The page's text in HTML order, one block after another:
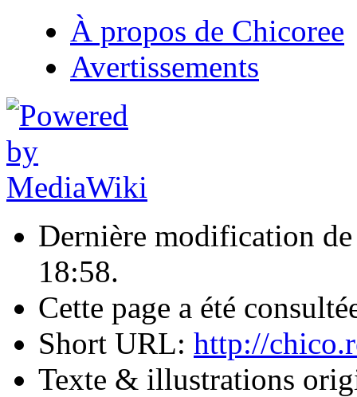
À propos de Chicoree
Avertissements
Dernière modification
18:58.
Cette page a été
Short URL: http://
Texte & illustrations